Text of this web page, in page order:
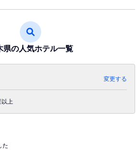
県の人気ホテル一覧
変更する
上
た